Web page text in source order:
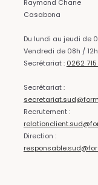
Raymond Chane
Casabona
Du lundi au jeudi de
Vendredi de 08h / 12h
Secrétariat : 0262
Secrétariat :
Recrutement :
Direction :